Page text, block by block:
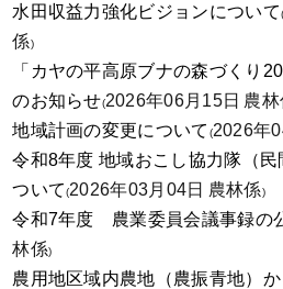
水田収益力強化ビジョンについて(
係)
「カヤの平高原ブナの森づくり
のお知らせ(2026年06月15日 農
地域計画の変更について (2026年
令和8年度 地域おこし協力隊（
ついて(2026年03月04日 農林係)
令和7年度 農業委員会議事録の
林係)
農用地区域内農地（農振青地）